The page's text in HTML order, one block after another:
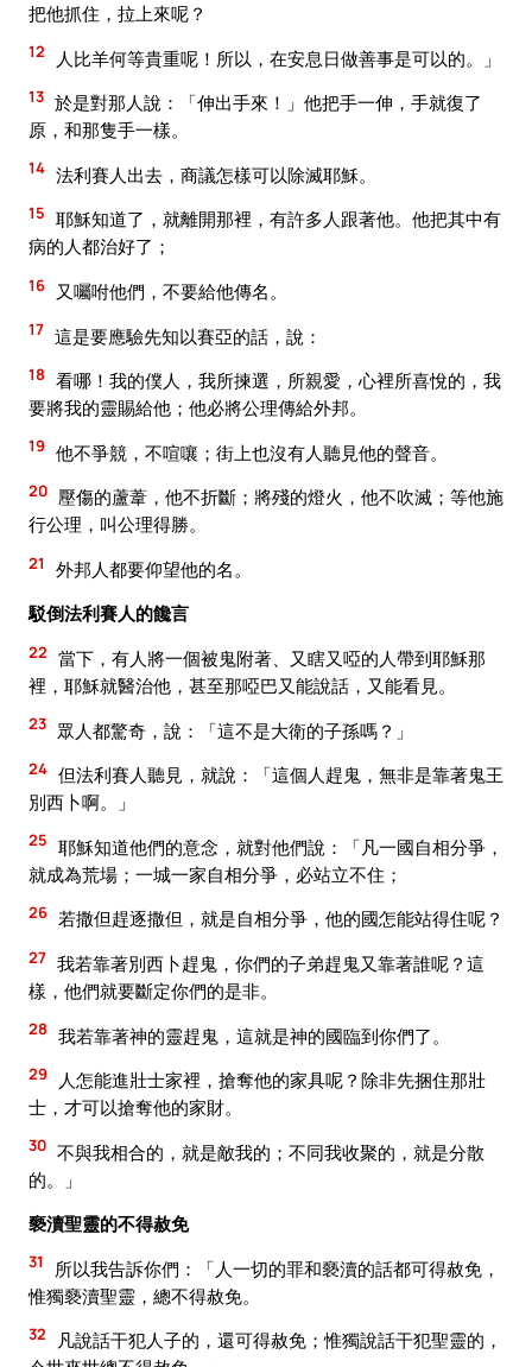
把他抓住，拉上來呢？
12 人比羊何等貴重呢！所以，在安息日做善事是可以的。」
13 於是對那人說：「伸出手來！」他把手一伸，手就復了
原，和那隻手一樣。
14 法利賽人出去，商議怎樣可以除滅耶穌。
15 耶穌知道了，就離開那裡，有許多人跟著他。他把其中有
病的人都治好了；
16 又囑咐他們，不要給他傳名。
17 這是要應驗先知以賽亞的話，說：
18 看哪！我的僕人，我所揀選，所親愛，心裡所喜悅的，我
要將我的靈賜給他；他必將公理傳給外邦。
19 他不爭競，不喧嚷；街上也沒有人聽見他的聲音。
20 壓傷的蘆葦，他不折斷；將殘的燈火，他不吹滅；等他施
行公理，叫公理得勝。
21
外邦人都要仰望他的名。
駁倒法利賽人的饞言
22 當下，有人將一個被鬼附著、又瞎又啞的人帶到耶穌那
裡，耶穌就醫治他，甚至那啞巴又能說話，又能看見。
23 眾人都驚奇，說：「這不是大衛的子孫嗎？」
24 但法利賽人聽見，就說：「這個人趕鬼，無非是靠著鬼王
別西卜啊。」
25 耶穌知道他們的意念，就對他們說：「凡一國自相分爭，
就成為荒場；一城一家自相分爭，必站立不住；
26 若撒但趕逐撒但，就是自相分爭，他的國怎能站得住呢？
27 我若靠著別西卜趕鬼，你們的子弟趕鬼又靠著誰呢？這
樣，他們就要斷定你們的是非。
28 我若靠著神的靈趕鬼，這就是神的國臨到你們了。
29
人怎能進壯士家裡，搶奪他的家具呢？除非先捆住那壯
士，才可以搶奪他的家財。
30 不與我相合的，就是敵我的；不同我收聚的，就是分散
的。」
褻瀆聖靈的不得赦免
31
所以我告訴你們：「人一切的罪和褻瀆的話都可得赦免，
惟獨褻瀆聖靈，總不得赦免。
32
凡說話干犯人子的，還可得赦免；惟獨說話干犯聖靈的，